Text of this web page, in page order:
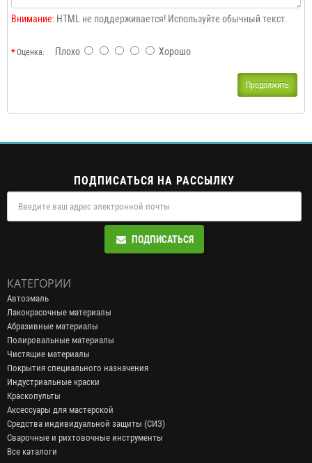
Внимание: HTML не поддерживается! Используйте обычный текст.
Оценка: Плохо Хорошо
Продолжить
ПОДПИСАТЬСЯ НА РАССЫЛКУ
ПОДПИСАТЬСЯ
КАТЕГОРИИ
Автоэмаль
Лакокрасочные материалы
Абразивные материалы
Полировальные материалы
Чистящие материалы
Покрытия специального назначения
Индустриальные краски
Краскопульты
Аксессуары для мастерской
Средства индивидуальной защиты (СИЗ)
Сварочные и рихтовочные инструменты
Все каталоги